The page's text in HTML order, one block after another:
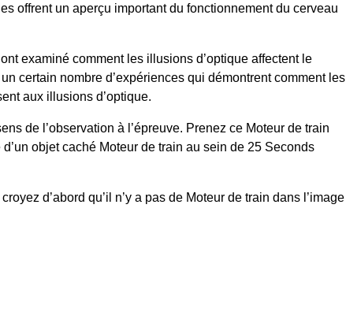
offrent un aperçu important du fonctionnement du cerveau
examiné comment les illusions d’optique affectent le
certain nombre d’expériences qui démontrent comment les
aux illusions d’optique.
de l’observation à l’épreuve. Prenez ce Moteur de train
objet caché Moteur de train au sein de 25 Seconds
d’abord qu’il n’y a pas de Moteur de train dans l’image